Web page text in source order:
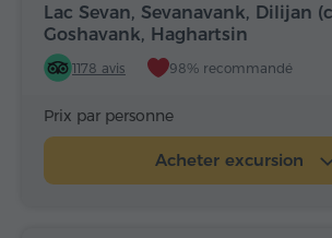
Lac Sevan, Sevanavank, Dilijan
Goshavank, Haghartsin
1178 avis 98% recommandé
Prix par personne
Acheter excursion